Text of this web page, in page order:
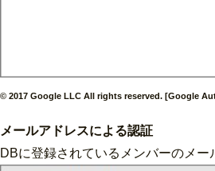
© 2017 Google LLC All rights reserved. [Google
メールアドレスによる認証
DBに登録されているメンバーのメ